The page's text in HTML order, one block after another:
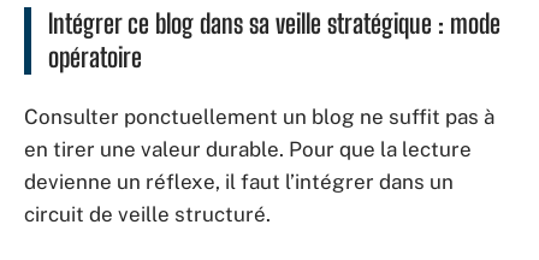
Intégrer ce blog dans sa veille stratégique : mode
opératoire
Consulter ponctuellement un blog ne suffit pas à
en tirer une valeur durable. Pour que la lecture
devienne un réflexe, il faut l’intégrer dans un
circuit de veille structuré.